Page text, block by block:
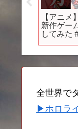
【アニメ
新作ゲー
してみた
全世界で
▶ホロラ